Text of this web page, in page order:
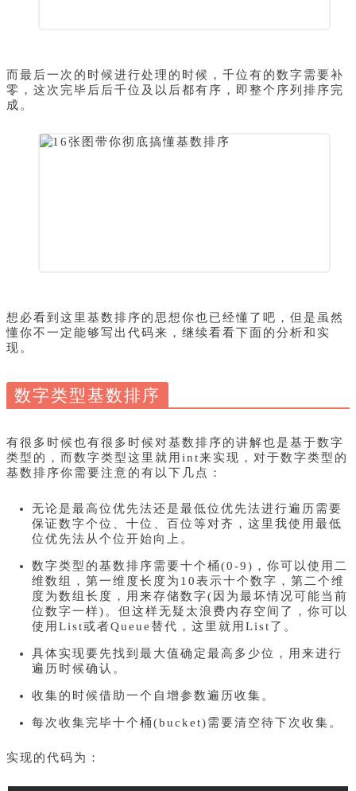
而最后一次的时候进行处理的时候，千位有的数字需要补
零，这次完毕后后千位及以后都有序，即整个序列排序完
成。
想必看到这里基数排序的思想你也已经懂了吧，但是虽然
懂你不一定能够写出代码来，继续看看下面的分析和实
现。
数字类型基数排序
有很多时候也有很多时候对基数排序的讲解也是基于数字
类型的，而数字类型这里就用int来实现，对于数字类型的
基数排序你需要注意的有以下几点：
无论是最高位优先法还是最低位优先法进行遍历需要
保证数字个位、十位、百位等对齐，这里我使用最低
位优先法从个位开始向上。
数字类型的基数排序需要十个桶(0-9)，你可以使用二
维数组，第一维度长度为10表示十个数字，第二个维
度为数组长度，用来存储数字(因为最坏情况可能当前
位数字一样)。但这样无疑太浪费内存空间了，你可以
使用List或者Queue替代，这里就用List了。
具体实现要先找到最大值确定最高多少位，用来进行
遍历时候确认。
收集的时候借助一个自增参数遍历收集。
每次收集完毕十个桶(bucket)需要清空待下次收集。
实现的代码为：